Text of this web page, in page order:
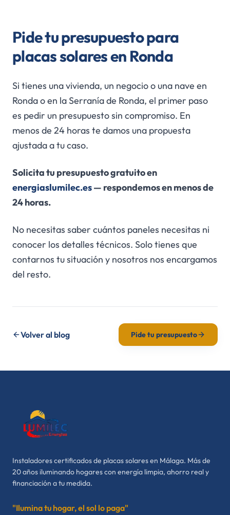
Pide tu presupuesto para
placas solares en Ronda
Si tienes una vivienda, un negocio o una nave en
Ronda o en la Serranía de Ronda, el primer paso
es pedir un presupuesto sin compromiso. En
menos de 24 horas te damos una propuesta
ajustada a tu caso.
Solicita tu presupuesto gratuito en
energiaslumilec.es— respondemos en menos de
24 horas.
No necesitas saber cuántos paneles necesitas ni
conocer los detalles técnicos. Solo tienes que
contarnos tu situación y nosotros nos encargamos
del resto.
Volver al blog Pide tu presupuesto
Instaladores certificados de placas solares en Málaga. Más de
20 años iluminando hogares con energía limpia, ahorro real y
financiación a tu medida.
"Ilumina tu hogar, el sol lo paga"